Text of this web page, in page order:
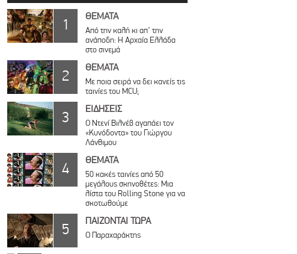
1 ΘΕΜΑΤΑ
Από την καλή κι απ’ την
ανάποδη: Η Αρχαία Ελλάδα
στο σινεμά
2 ΘΕΜΑΤΑ
Με ποια σειρά να δει κανείς τις
ταινίες του MCU;
3 ΕΙΔΗΣΕΙΣ
Ο Ντενί Βιλνέβ αγαπάει τον
«Κυνόδοντα» του Γιώργου
Λάνθιμου
4 ΘΕΜΑΤΑ
50 κακές ταινίες από 50
μεγάλους σκηνοθέτες: Μια
λίστα του Rolling Stone για να
σκοτωθούμε
5 ΠΑΙΖΟΝΤΑΙ ΤΩΡΑ
Ο Παραχαράκτης